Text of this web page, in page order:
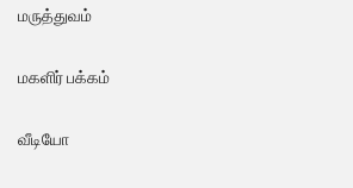
மருத்துவம்
மகளிர் பக்கம்
வீடியோ